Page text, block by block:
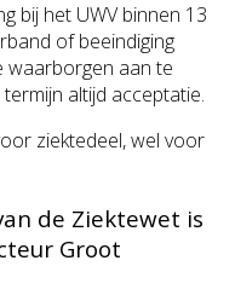
bij het UWV binnen 13
of beeindiging
waarborgen aan te
altijd acceptatie.
ziektedeel, wel voor
de Ziektewet is
Groot